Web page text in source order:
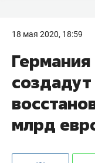
18 мая 2020, 18:59
млрд